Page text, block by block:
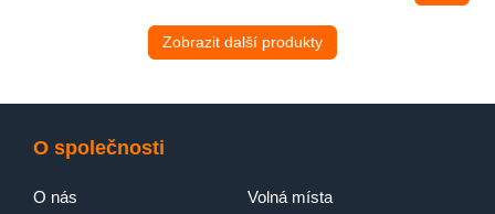
Zobrazit další produkty
O společnosti
O nás
Volná místa